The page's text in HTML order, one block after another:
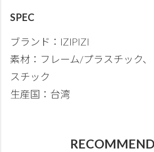
SPEC
ブランド：IZIPIZI
素材：フレーム/プラスチック
スチック
生産国：台湾
RECOMMEND